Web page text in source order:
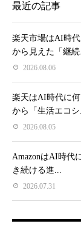
最近の記事
楽天市場はAI時
から見えた「継続
2026.08.06
楽天はAI時代に
から「生活エコシ
2026.08.05
AmazonはAI時代
き続ける進...
2026.07.31